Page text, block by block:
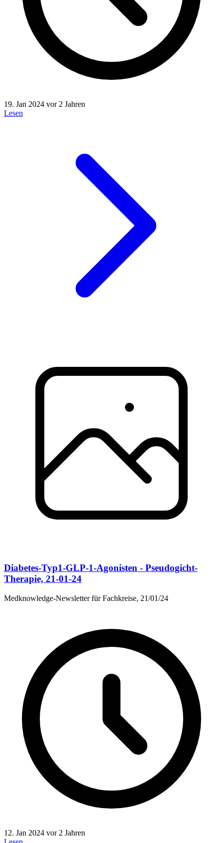
19. Jan 2024 vor 2 Jahren
Lesen
Diabetes-Typ1-GLP-1-Agonisten - Pseudogicht-
Therapie, 21-01-24
Medknowledge-Newsletter für Fachkreise, 21/01/24
12. Jan 2024 vor 2 Jahren